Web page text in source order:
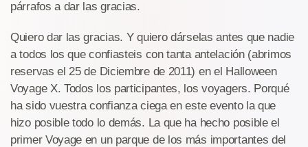
párrafos a dar las gracias.
Quiero dar las gracias. Y quiero dárselas antes que nadie
a todos los que confiasteis con tanta antelación (abrimos
reservas el 25 de Diciembre de 2011) en el Halloween
Voyage X. Todos los participantes, los voyagers. Porqué
ha sido vuestra confianza ciega en este evento la que
hizo posible todo lo demás. La que ha hecho posible el
primer Voyage en un parque de los más importantes del